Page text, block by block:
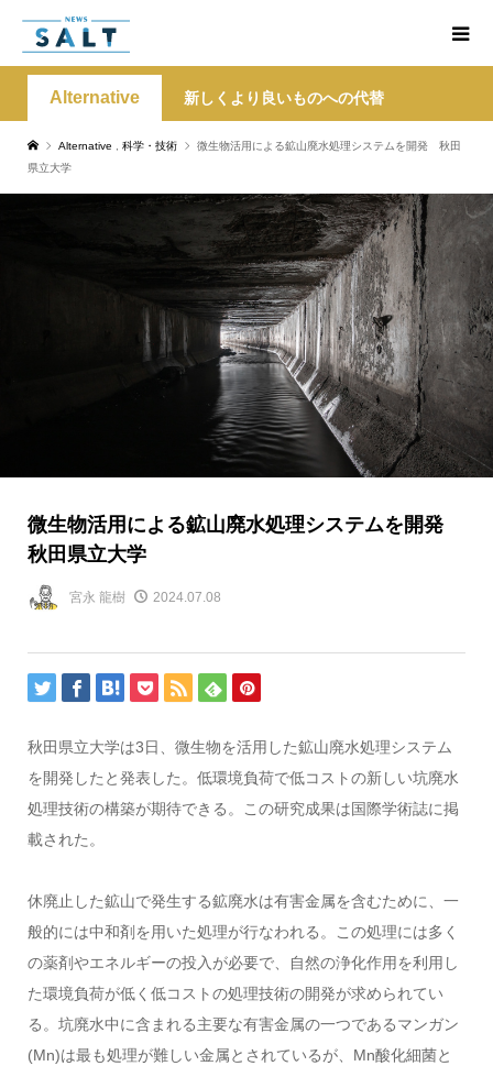
Alternative 新しくより良いものへの代替
Alternative 科学・技術
微生物活用による鉱山廃水処理システムを開発 秋田
県立大学
微生物活用による鉱山廃水処理システムを開発
秋田県立大学
宮永 龍樹 2024.07.08
秋田県立大学は3日、微生物を活用した鉱山廃水処理システム
を開発したと発表した。低環境負荷で低コストの新しい坑廃水
処理技術の構築が期待できる。この研究成果は国際学術誌に掲
載された。
休廃止した鉱山で発生する鉱廃水は有害金属を含むために、一
般的には中和剤を用いた処理が行なわれる。この処理には多く
の薬剤やエネルギーの投入が必要で、自然の浄化作用を利用し
た環境負荷が低く低コストの処理技術の開発が求められてい
る。坑廃水中に含まれる主要な有害金属の一つであるマンガン
(Mn)は最も処理が難しい金属とされているが、Mn酸化細菌と